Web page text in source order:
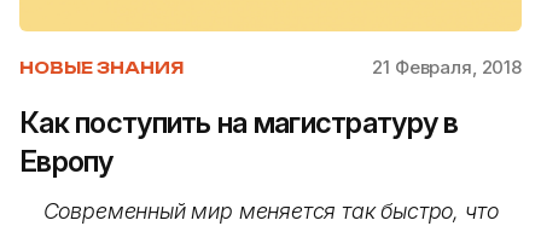
НОВЫЕ ЗНАНИЯ 21 Февраля, 2018
Как поступить на магистратуру в
Европу
Современный мир меняется так быстро, что